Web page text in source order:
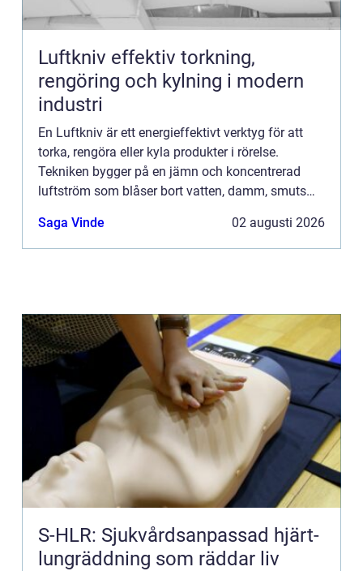
Luftkniv effektiv torkning,
rengöring och kylning i modern
industri
En Luftkniv är ett energieffektivt verktyg för att
torka, rengöra eller kyla produkter i rörelse.
Tekniken bygger på en jämn och koncentrerad
luftström som blåser bort vatten, damm, smuts
snabbare p...
Saga Vinde 02 augusti 2026
S-HLR: Sjukvårdsanpassad hjärt-
lungräddning som räddar liv